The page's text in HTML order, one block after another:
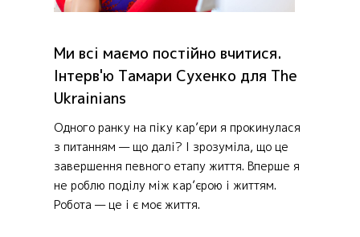
Ми всі маємо постійно вчитися.
Інтерв'ю Тамари Сухенко для The
Ukrainians
Одного ранку на піку кар’єри я прокинулася
з питанням — що далі? І зрозуміла, що це
завершення певного етапу життя. Вперше я
не роблю поділу між кар’єрою і життям.
Робота — це і є моє життя.